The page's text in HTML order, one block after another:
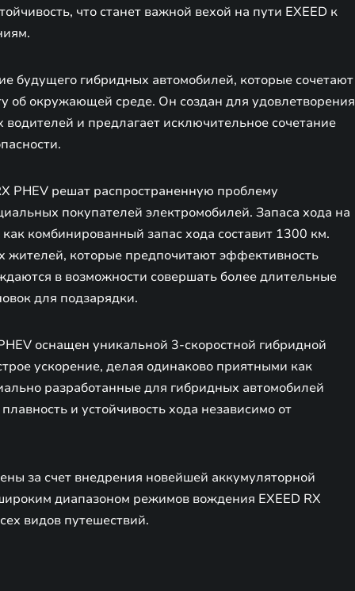
что станет важной вехой на пути EXEED к
будущего гибридных автомобилей, которые сочетают
об окружающей среде. Он создан для удовлетворения
и предлагает исключительное сочетание
PHEV решат распространенную проблему
покупателей электромобилей. Запаса хода на
комбинированный запас хода составит 1300 км.
жителей, которые предпочитают эффективность
в возможности совершать более длительные
для подзарядки.
оснащен уникальной 3-скоростной гибридной
ускорение, делая одинаково приятными как
разработанные для гибридных автомобилей
и устойчивость хода независимо от
за счет внедрения новейшей аккумуляторной
диапазоном режимов вождения EXEED RX
видов путешествий.